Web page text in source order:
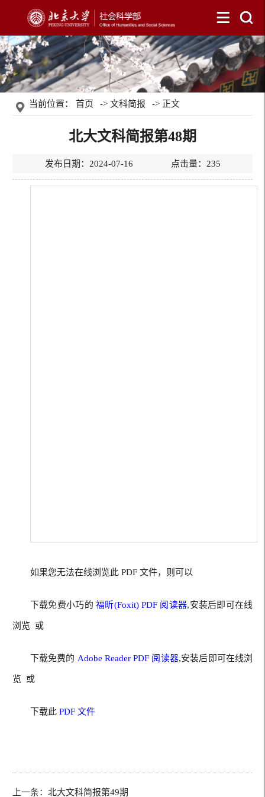
当前位置：首页 ->文科简报 -> 正文
北大文科简报第48期
发布日期：2024-07-16 点击量： 235
如果您无法在线浏览此 PDF 文件，则可以
下载免费小巧的福昕(Foxit) PDF 阅读器,安装后即可在线
浏览 或
下载免费的 Adobe Reader PDF 阅读器,安装后即可在线浏
览 或
下载此 PDF 文件
上一条： 北大文科简报第49期